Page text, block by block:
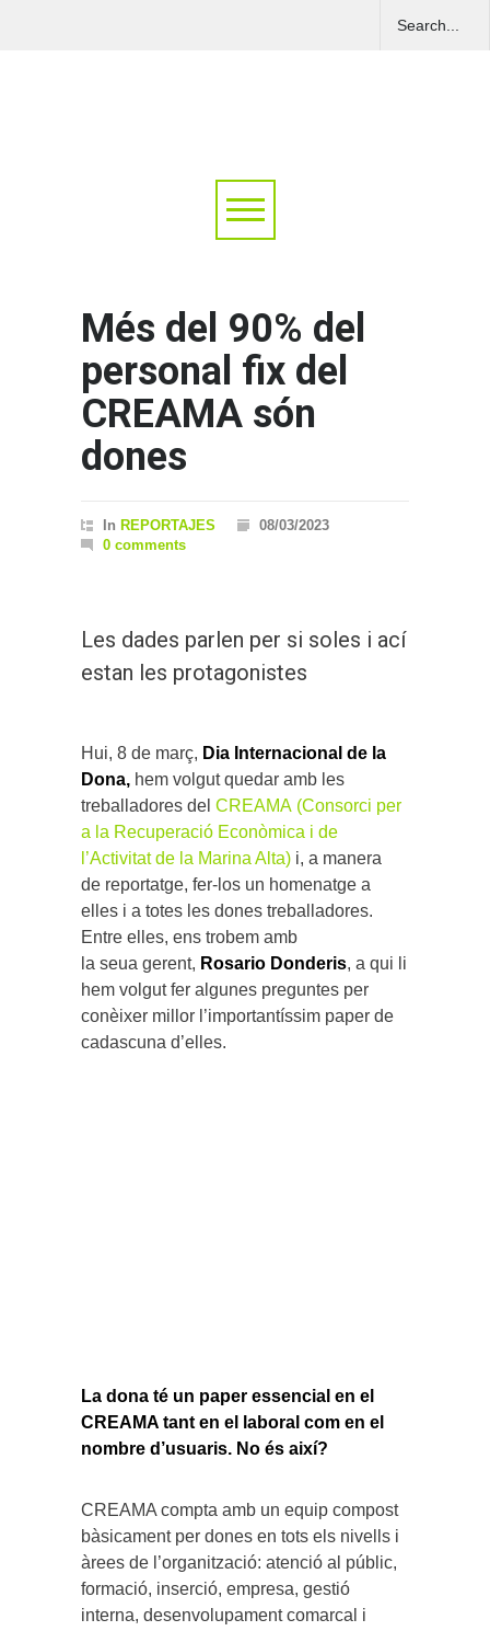
Més del 90% del
personal fix del
CREAMA són
dones
In REPORTAJES
08/03/2023
0 comments
Les dades parlen per si soles i ací
estan les protagonistes
Hui, 8 de març, Dia Internacional de la
Dona, hem volgut quedar amb les
treballadores del CREAMA (Consorci per
a la Recuperació Econòmica i de
l’Activitat de la Marina Alta) i, a manera
de reportatge, fer-los un homenatge a
elles i a totes les dones treballadores.
Entre elles, ens trobem amb
la seua gerent, Rosario Donderis, a qui li
hem volgut fer algunes preguntes per
conèixer millor l’importantíssim paper de
cadascuna d’elles.
La dona té un paper essencial en el
CREAMA tant en el laboral com en el
nombre d’usuaris. No és així?
CREAMA compta amb un equip compost
bàsicament per dones en tots els nivells i
àrees de l’organització: atenció al públic,
formació, inserció, empresa, gestió
interna, desenvolupament comarcal i